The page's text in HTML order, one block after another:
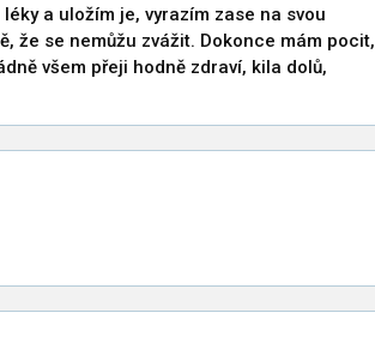
a uložím je, vyrazím zase na svou
že se nemůžu zvážit. Dokonce mám pocit,
všem přeji hodně zdraví, kila dolů,